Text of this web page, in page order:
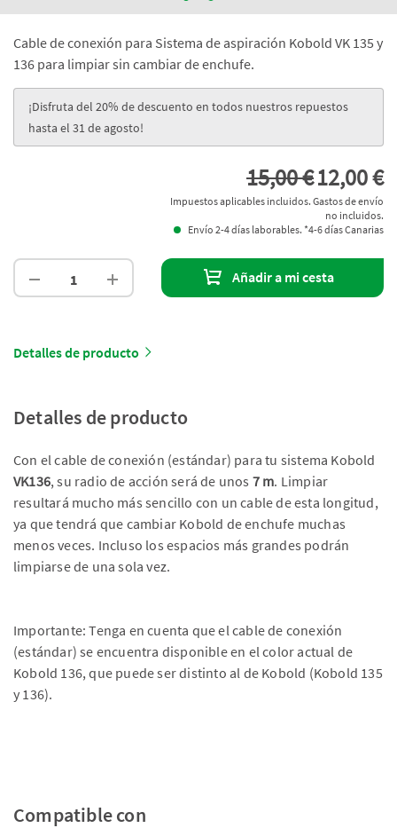
Cable de conexión para Sistema de aspiración Kobold VK 135 y
136 para limpiar sin cambiar de enchufe.
¡Disfruta del 20% de descuento en todos nuestros repuestos
hasta el 31 de agosto!
15,00 €12,00 €
Impuestos aplicables incluidos. Gastos de envío
no incluidos.
Envío 2-4 días laborables. *4-6 días Canarias
Añadir a mi cesta
Detalles de producto
Detalles de producto
Con el cable de conexión (estándar) para tu sistema Kobold
VK136, su radio de acción será de unos 7 m. Limpiar
resultará mucho más sencillo con un cable de esta longitud,
ya que tendrá que cambiar Kobold de enchufe muchas
menos veces. Incluso los espacios más grandes podrán
limpiarse de una sola vez.
Importante: Tenga en cuenta que el cable de conexión
(estándar) se encuentra disponible en el color actual de
Kobold 136, que puede ser distinto al de Kobold (Kobold 135
y 136).
Compatible con